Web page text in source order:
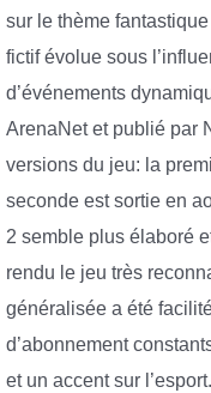
sur le thème
fictif évolue sous
d’événements
ArenaNet et publié par
versions du jeu: la
seconde est sortie en
2 semble plus élaboré
rendu le jeu très
généralisée a été
d’abonnement
et un accent sur l’esport.